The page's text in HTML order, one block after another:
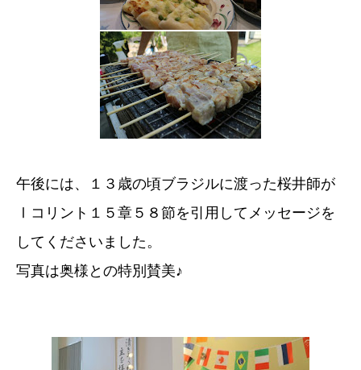
午後には、１３歳の頃ブラジルに渡った桜井師が
Ⅰコリント１５章５８節を引用してメッセージを
してくださいました。
写真は奥様との特別賛美♪